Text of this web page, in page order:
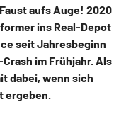
aufs Auge! 2020
ins Real-Depot
seit Jahresbeginn
im Frühjahr. Als
dabei, wenn sich
ergeben.